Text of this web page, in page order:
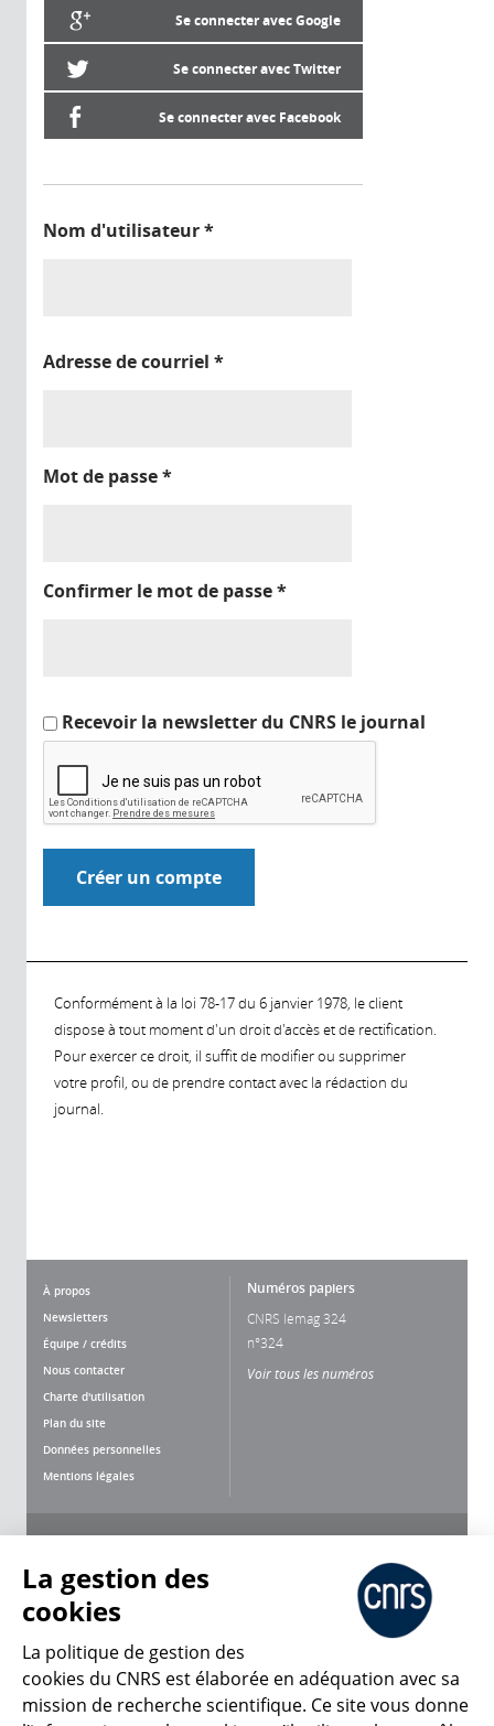
Se connecter avec Google
Se connecter avec Twitter
Se connecter avec Facebook
Nom d'utilisateur*
Adresse de courriel *
Mot de passe*
Confirmer le mot de passe*
Recevoir la newsletter du CNRS le journal
Conformément à la loi 78-17 du 6 janvier 1978, le client
dispose à tout moment d'un droit d'accès et de rectification.
Pour exercer ce droit, il suffit de modifier ou supprimer
votre profil, ou de prendre contact avec la rédaction du
journal.
À propos
Newsletters
Équipe / crédits
Nous contacter
Charte d'utilisation
Plan du site
Données personnelles
Mentions légales
Numéros papiers
CNRS lemag 324
n°324
Voir tous les numéros
CNRS Le Mag
La gestion des
cookies
La politique de gestion des
cookies du CNRS est élaborée en adéquation avec sa
mission de recherche scientifique. Ce site vous donne